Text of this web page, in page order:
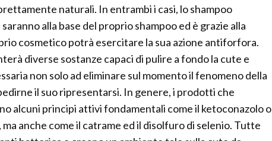
naturali. In entrambi i casi, lo shampoo
alla base del proprio shampoo ed è grazie alla
cosmetico potrà esercitare la sua azione antiforfora.
diverse sostanze capaci di pulire a fondo la cute e
non solo ad eliminare sul momento il fenomeno della
il suo ripresentarsi. In genere, i prodotti che
alcuni principi attivi fondamentali come il ketoconazolo o
anche come il catrame ed il disolfuro di selenio. Tutte